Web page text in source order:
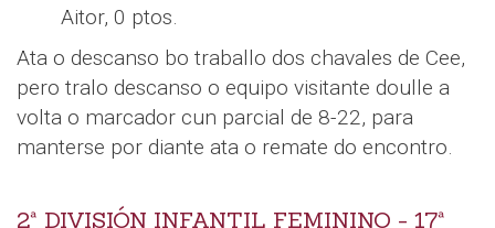
Aitor, 0 ptos.
Ata o descanso bo traballo dos chavales de Cee,
pero tralo descanso o equipo visitante doulle a
volta o marcador cun parcial de 8-22, para
manterse por diante ata o remate do encontro.
2ª DIVISIÓN INFANTIL FEMININO - 17ª